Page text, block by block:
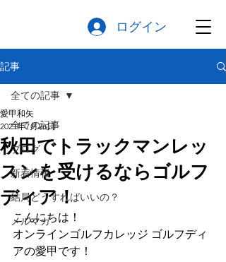
ログイン
記事
全ての記事
ブログ
新着情報
結局どうすればいいの？
メルマガ
全ての記事
秋田でトラックマンレッ
スンを受けるならゴルフ
ディア！
愛甲和矢
2021年7月26日
こんにちは！
オンラインゴルフカレッジ ゴルフディ
アの愛甲です！